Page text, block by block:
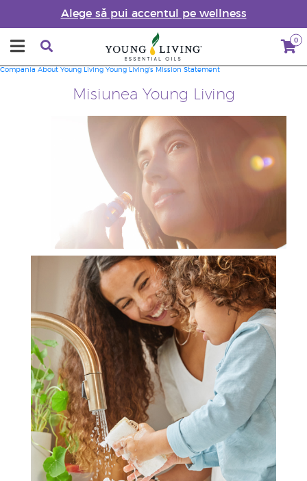
Alege să pui accentul pe wellness
0
Misiunea Young Living
Compania About Young Living Young Living's Mission Statement